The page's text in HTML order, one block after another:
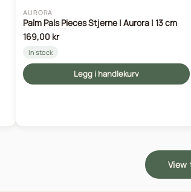
AURORA
Palm Pals Pieces Stjerne | Aurora | 13 cm
169,00 kr
In stock
Legg i handlekurv